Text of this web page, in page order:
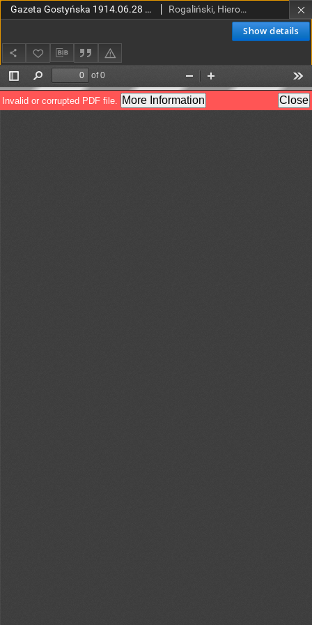
Show details
Gazeta Gostyńska 1914.06.28 R.2 Nr 78 Rogaliński, Hieronim (red.)